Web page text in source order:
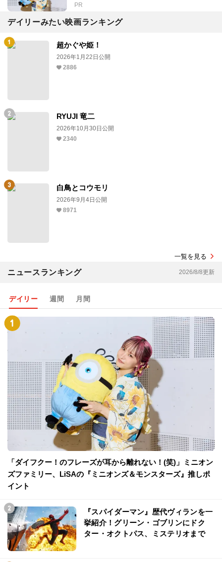
PR
デイリーみたい映画ランキング
超かぐや姫！
2026年1月22日公開
2886
RYUJI 竜二
2026年10月30日公開
2340
白鳥とコウモリ
2026年9月4日公開
8971
一覧を見る
ニュースランキング 2026/8/8更新
デイリー 週間 月間
「ダイフクー！のフレーズが耳から離れない！(笑)」ミニオン
ズファミリー、LiSAの『ミニオンズ＆モンスターズ』推しポ
イント
『スパイダーマン』歴代ヴィランを一
挙紹介！グリーン・ゴブリンにドク
ター・オクトパス、ミステリオまで